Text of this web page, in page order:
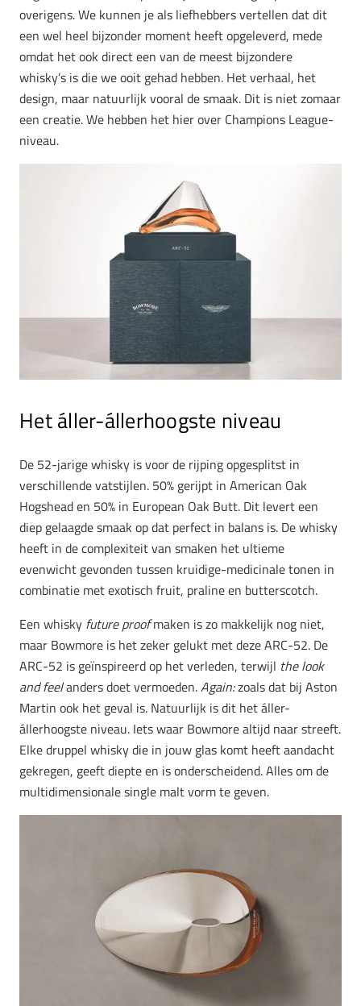
overigens. We kunnen je als liefhebbers vertellen dat dit
een wel heel bijzonder moment heeft opgeleverd, mede
omdat het ook direct een van de meest bijzondere
whisky’s is die we ooit gehad hebben. Het verhaal, het
design, maar natuurlijk vooral de smaak. Dit is niet zomaar
een creatie. We hebben het hier over Champions League-
niveau.
Hetáller-állerhoogste niveau
De 52-jarige whisky is voor de rijping opgesplitst in
verschillende vatstijlen. 50% gerijpt in American Oak
Hogshead en 50% in European Oak Butt. Dit levert een
diep gelaagde smaak op dat perfect in balans is. De whisky
heeft in de complexiteit van smaken het ultieme
evenwicht gevonden tussen kruidige-medicinale tonen in
combinatie met exotisch fruit, praline en butterscotch.
Een whisky future proofmaken is zo makkelijk nog niet,
maar Bowmore is het zeker gelukt met deze ARC-52. De
ARC-52 is geïnspireerd op het verleden, terwijl the look
and feelanders doet vermoeden.Again:zoals dat bij Aston
Martin ook het geval is. Natuurlijk is dit het áller-
állerhoogste niveau. Iets waar Bowmore altijd naar streeft.
Elke druppel whisky die in jouw glas komt heeft aandacht
gekregen, geeft diepte en is onderscheidend. Alles om de
multidimensionale single malt vorm te geven.